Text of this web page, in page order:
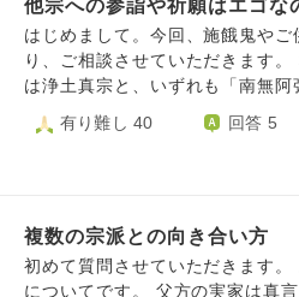
他宗への参詣や祈願はエゴな
はじめまして。今回、施餓鬼や
り、ご相談させていただきます。 ​私の実家は浄土宗、母方
は浄土真宗と、いずれも「南無阿
する家庭で育ちました。現在は
ております。 ​数年前、御朱印を集めるのをきっかけに通い
するようになり、また自分自身で
からは、ご先祖様や命への意識
た。 ​しかし近年になり、「自分のしてきたことは、本当に
有り難し 40 回答 5
複数の宗派との向き合い方
初めて質問させていただきます
についてです。 父方の実家は真言宗、母方の実家は融通念